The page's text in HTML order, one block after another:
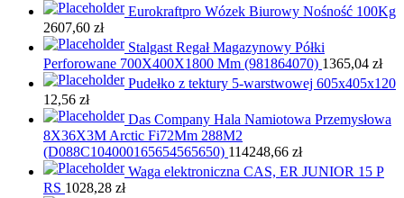
Eurokraftpro Wózek Biurowy Nośność 100Kg
2607,60 zł
Stalgast Regał Magazynowy Półki
Perforowane 700X400X1800 Mm (981864070) 1365,04 zł
Pudełko z tektury 5-warstwowej 605x405x120
12,56 zł
Das Company Hala Namiotowa Przemysłowa
8X36X3M Arctic Fi72Mm 288M2
(D088C104000165654565650) 114248,66 zł
Waga elektroniczna CAS, ER JUNIOR 15 P
RS 1028,28 zł